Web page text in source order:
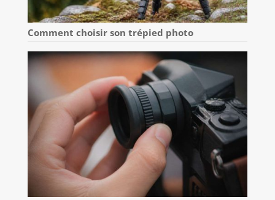
Comment choisir son trépied photo